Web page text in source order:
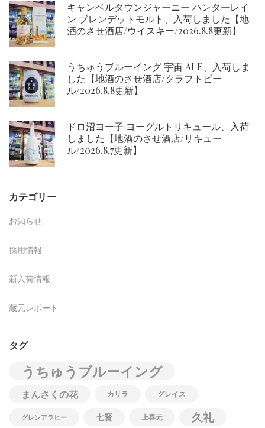
キャンベルタウンジャーニー ハンターレイ
ン ブレンデットモルト、入荷しました【地
酒のさせ酒店/ウイスキー/2026.8.8更新】
うちゅうブルーイング 宇宙 ALE、入荷しま
した【地酒のさせ酒店/クラフトビー
ル/2026.8.8更新】
ドロ沼ヨー子 ヨーグルトリキュール、入荷
しました【地酒のさせ酒店/リキュー
ル/2026.8.7更新】
カテゴリー
お知らせ
採用情報
新入荷情報
蔵元レポート
タグ
うちゅうブルーイング
まんさくの花 カリラ グレイス
グレンアラヒー 七賢 上喜元 久礼